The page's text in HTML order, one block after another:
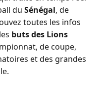
du Sénégal, de
toutes les infos
buts des Lions
de coupe,
et des grandes